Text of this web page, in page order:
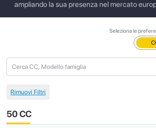
ampliando la sua presenza nel mercato
Seleziona le
50 CC